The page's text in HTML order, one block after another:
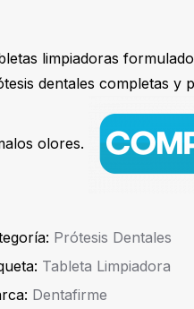
limpiadoras
dentales completas y
olores.
Prótesis Dentales
Tableta Limpiadora
Dentafirme